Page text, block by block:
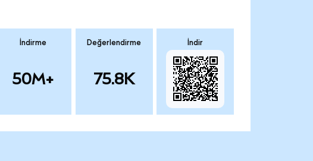
İndirme
50M+
Değerlendirme
75.8K
İndir